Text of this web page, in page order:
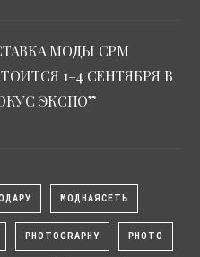
МОДЫ CPM
1–4 СЕНТЯБРЯ В
ЭКСПО”
МОДНАЯСЕТЬ
PHOTOGRAPHY PHOTO